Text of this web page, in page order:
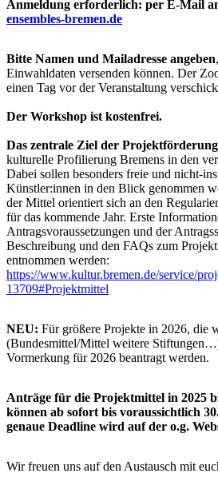
Anmeldung erforderlich: per E-Mail
ensembles-bremen.de
Bitte Namen und Mailadresse angeben
Einwahldaten versenden können. Der
einen Tag vor der Veranstaltung
Der Workshop ist kostenfrei.
Das zentrale Ziel der Projektförderung
kulturelle Profilierung Bremens in den
Dabei sollen besonders freie und nicht-
Künstler:innen in den Blick genommen
der Mittel orientiert sich an den
für das kommende Jahr. Erste
Antragsvoraussetzungen und der
Beschreibung und den FAQs zum
entnommen werden:
https://www.kultur.bremen.de/service/
13709#Projektmittel
NEU: Für größere Projekte in 2026, die
(Bundesmittel/Mittel weitere
Vormerkung für 2026 beantragt werden.
Anträge für die Projektmittel in 2025
können ab sofort bis voraussichtlich
genaue Deadline wird auf der o.g.
Wir freuen uns auf den Austausch mit